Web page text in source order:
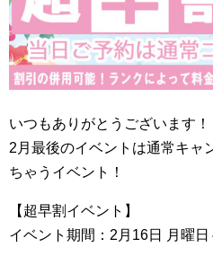
いつもありがとうございます！
2月最後のイベントは通常キャ
ちゃうイベント！
【超早割イベント】
イベント期間：2月16日 月曜日